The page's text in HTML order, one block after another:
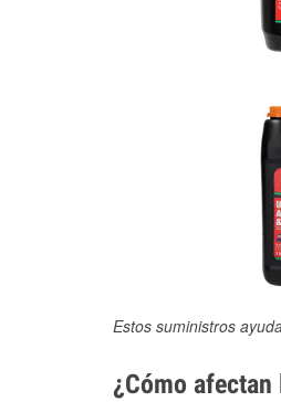
Estos suministros
¿Cómo